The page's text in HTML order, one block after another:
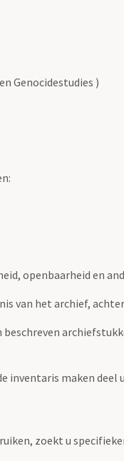
Genocidestudies )
openbaarheid en
van het archief,
maken
zoekt u